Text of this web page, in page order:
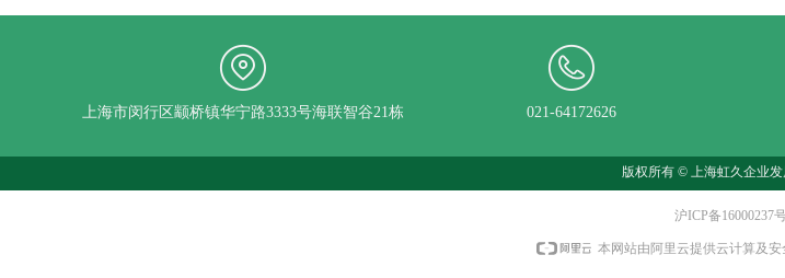
版权所有 © 上海虹久企业发
上海市闵行区颛桥镇华宁路3333号海联智谷21栋 021-64172626
沪ICP备16000237
本网站由阿里云提供云计算及安